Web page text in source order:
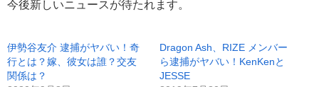
今後新しいニュースが待たれます。
伊勢谷友介 逮捕がヤバい！奇
行とは？嫁、彼女は誰？交友
関係は？
Dragon Ash、RIZE メンバー
ら逮捕がヤバい！KenKenと
JESSE